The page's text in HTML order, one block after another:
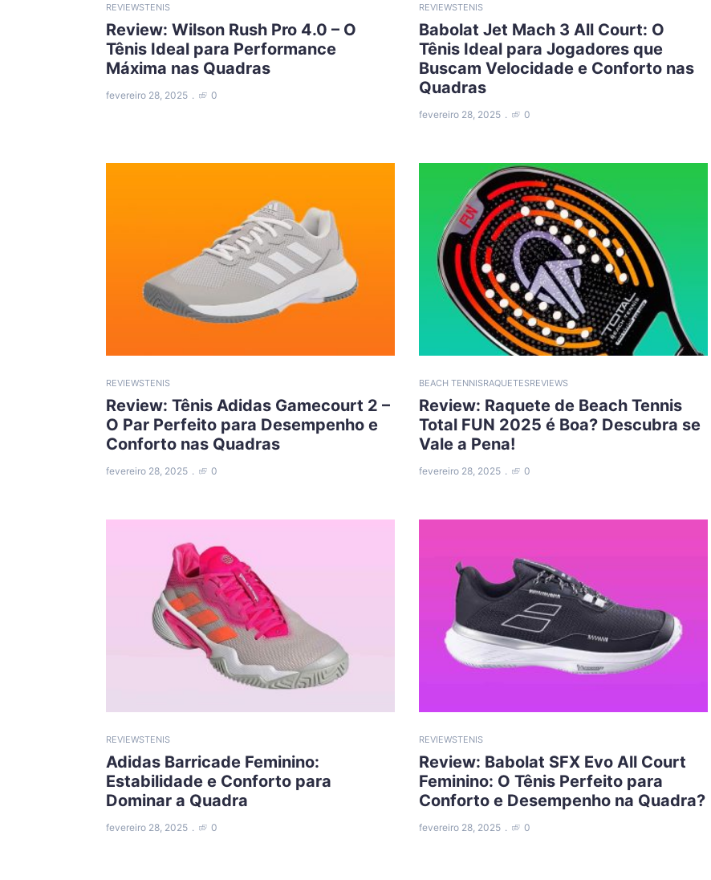
REVIEWSTENIS
Review: Wilson Rush Pro 4.0 – O
Tênis Ideal para Performance
Máxima nas Quadras
fevereiro 28, 2025 0
REVIEWSTENIS
Babolat Jet Mach 3 All Court: O
Tênis Ideal para Jogadores que
Buscam Velocidade e Conforto nas
Quadras
fevereiro 28, 2025 0
REVIEWSTENIS
Review: Tênis Adidas Gamecourt 2 –
O Par Perfeito para Desempenho e
Conforto nas Quadras
fevereiro 28, 2025 0
BEACH TENNISRAQUETESREVIEWS
Review: Raquete de Beach Tennis
Total FUN 2025 é Boa? Descubra se
Vale a Pena!
fevereiro 28, 2025 0
REVIEWSTENIS
Adidas Barricade Feminino:
Estabilidade e Conforto para
Dominar a Quadra
fevereiro 28, 2025 0
REVIEWSTENIS
Review: Babolat SFX Evo All Court
Feminino: O Tênis Perfeito para
Conforto e Desempenho na Quadra?
fevereiro 28, 2025 0